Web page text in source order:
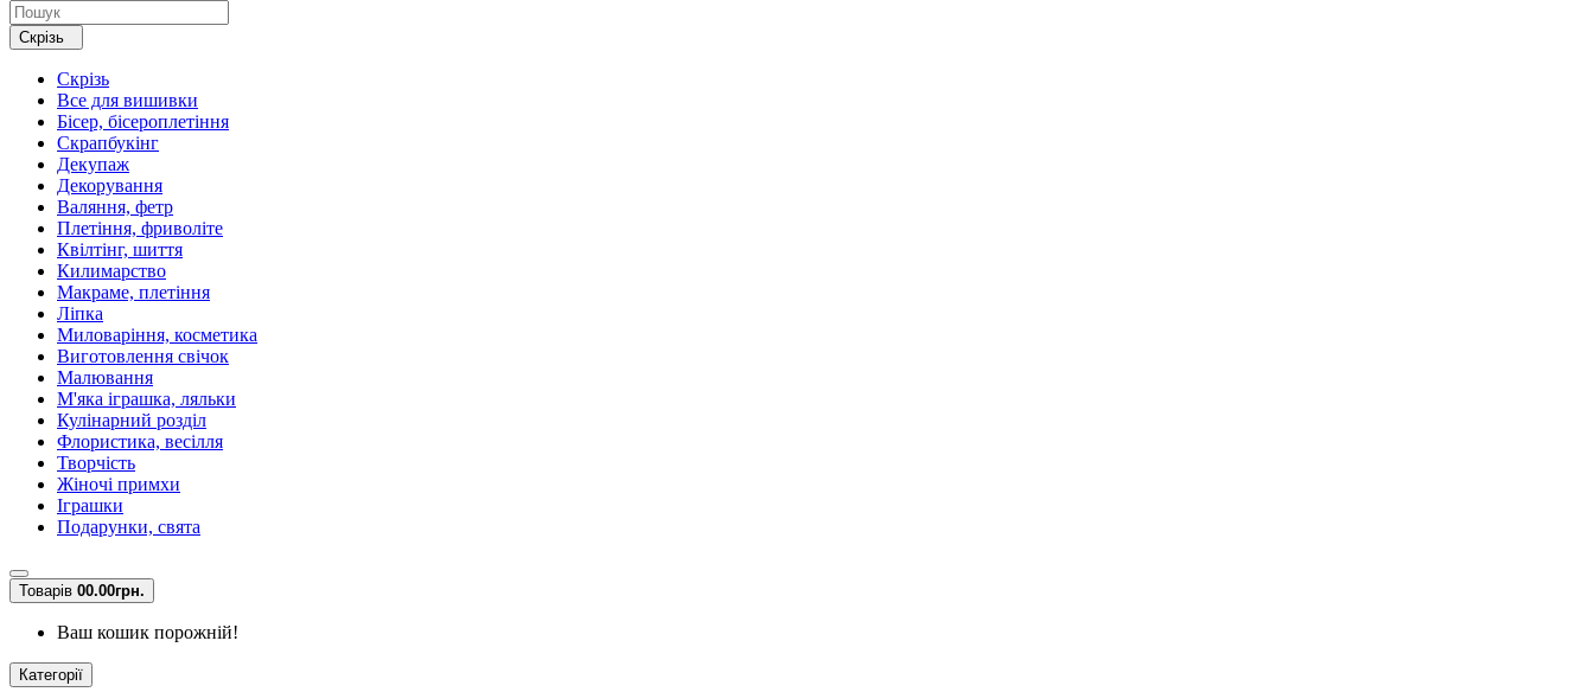
Скрізь
Скрізь
Все для вишивки
Бісер, бісероплетіння
Скрапбукінг
Декупаж
Декорування
Валяння, фетр
Плетіння, фриволіте
Квілтінг, шиття
Килимарство
Макраме, плетіння
Ліпка
Миловаріння, косметика
Виготовлення свічок
Малювання
М'яка іграшка, ляльки
Кулінарний розділ
Флористика, весілля
Творчість
Жіночі примхи
Іграшки
Подарунки, свята
Товарів 00.00грн.
Ваш кошик порожній!
Категорії